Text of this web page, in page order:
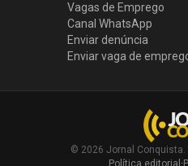
Vagas de Emprego
Canal WhatsApp
Enviar denúncia
Enviar vaga de
© 2026 Jornal
Política editorial ·